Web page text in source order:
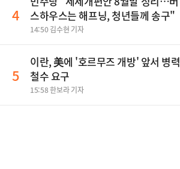
4
스하우스는 해프닝, 청년들께 송구"
14:50 김수현 기자
5
이란, 美에 '호르무즈 개방' 앞서 병력
철수 요구
15:58 한보라 기자